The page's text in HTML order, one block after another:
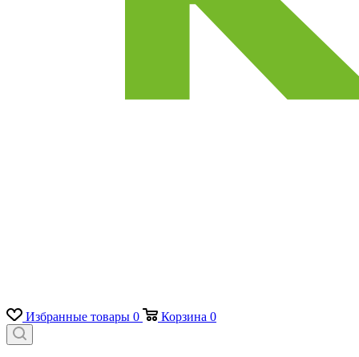
Избранные товары 0 Корзина 0